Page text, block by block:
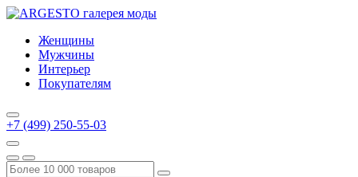
Женщины
Мужчины
Интерьер
Покупателям
+7 (499) 250-55-03